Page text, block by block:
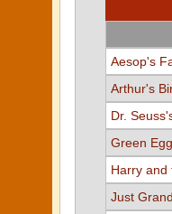
Aesop's
Arthur's
Dr.
Green
Harry and
Just